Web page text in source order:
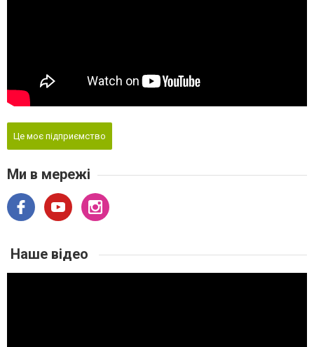
Це моє підприємство
Ми в мережі
Наше відео